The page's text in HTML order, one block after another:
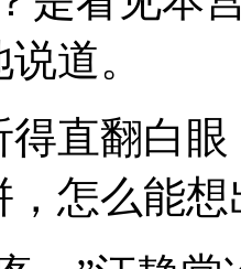
道。
得直翻白
，怎么能